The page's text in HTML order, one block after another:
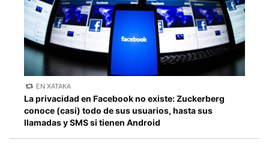
EN XATAKA
La privacidad en Facebook no existe: Zuckerberg
conoce (casi) todo de sus usuarios, hasta sus
llamadas y SMS si tienen Android